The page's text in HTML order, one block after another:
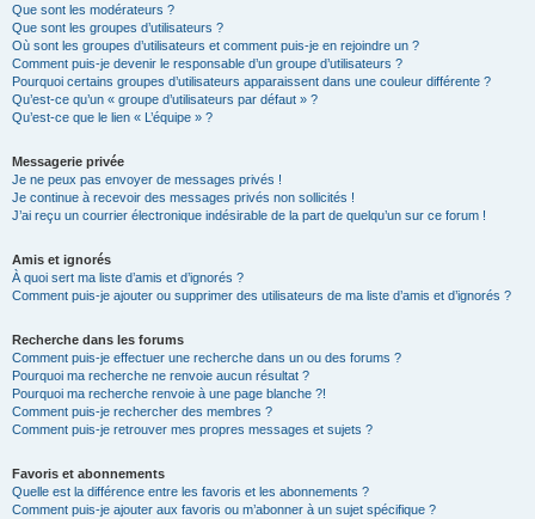
Que sont les modérateurs ?
Que sont les groupes d’utilisateurs ?
Où sont les groupes d’utilisateurs et comment puis-je en rejoindre un ?
Comment puis-je devenir le responsable d’un groupe d’utilisateurs ?
Pourquoi certains groupes d’utilisateurs apparaissent dans une couleur différente ?
Qu’est-ce qu’un « groupe d’utilisateurs par défaut » ?
Qu’est-ce que le lien « L’équipe » ?
Messagerie privée
Je ne peux pas envoyer de messages privés !
Je continue à recevoir des messages privés non sollicités !
J’ai reçu un courrier électronique indésirable de la part de quelqu’un sur ce forum !
Amis et ignorés
À quoi sert ma liste d’amis et d’ignorés ?
Comment puis-je ajouter ou supprimer des utilisateurs de ma liste d’amis et d’ignorés ?
Recherche dans les forums
Comment puis-je effectuer une recherche dans un ou des forums ?
Pourquoi ma recherche ne renvoie aucun résultat ?
Pourquoi ma recherche renvoie à une page blanche ?!
Comment puis-je rechercher des membres ?
Comment puis-je retrouver mes propres messages et sujets ?
Favoris et abonnements
Quelle est la différence entre les favoris et les abonnements ?
Comment puis-je ajouter aux favoris ou m’abonner à un sujet spécifique ?